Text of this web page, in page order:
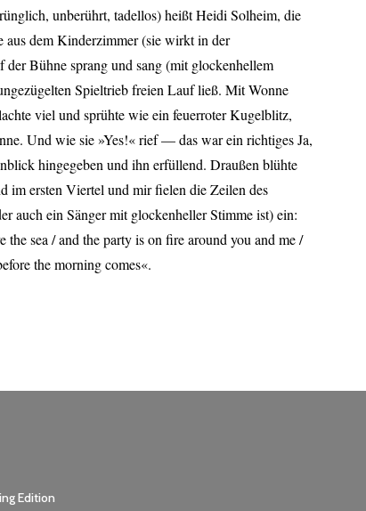
unberührt, tadellos) heißt Heidi Solheim, die
aus dem Kinderzimmer (sie wirkt in der
Bühne sprang und sang (mit glockenhellem
Spieltrieb freien Lauf ließ. Mit Wonne
viel und sprühte wie ein feuerroter Kugelblitz,
Und wie sie »Yes!« rief — das war ein richtiges Ja,
hingegeben und ihn erfüllend. Draußen blühte
im ersten Viertel und mir fielen die Zeilen des
auch ein Sänger mit glockenheller Stimme ist) ein:
the sea / and the party is on fire around you and me /
the morning comes«.
Edition